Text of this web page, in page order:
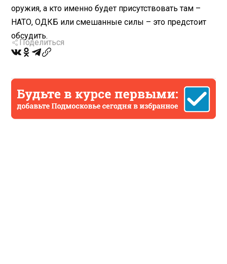
оружия, а кто именно будет присутствовать там –
НАТО, ОДКБ или смешанные силы – это предстоит
обсудить.
Поделиться